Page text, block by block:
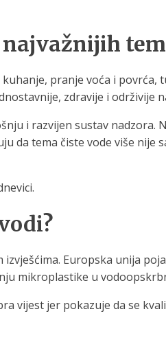
pranje voća i
zdravije i održivije
i razvijen sustav
da tema čiste vode više
Europska unija
mikroplastike u
vijest jer pokazuje da se